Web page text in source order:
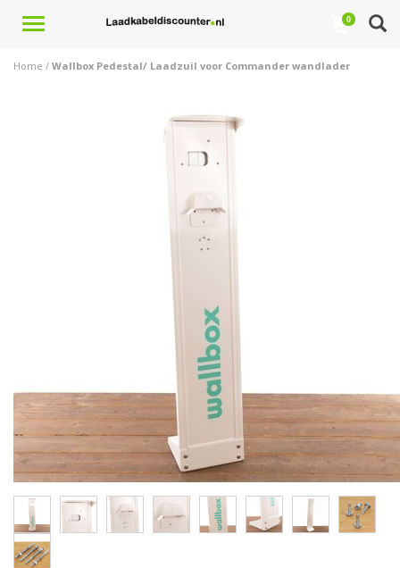
Toggle
0
Home / Wallbox Pedestal/ Laadzuil voor Commander wandlader